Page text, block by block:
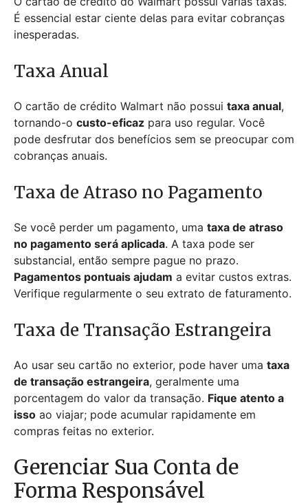
É essencial estar ciente delas para evitar cobranças
inesperadas.
Taxa Anual
O cartão de crédito Walmart não possui taxa anual,
tornando-o custo-eficaz para uso regular. Você
pode desfrutar dos benefícios sem se preocupar com
cobranças anuais.
Taxa de Atraso no Pagamento
Se você perder um pagamento, uma taxa de atraso
no pagamento será aplicada. A taxa pode ser
substancial, então sempre pague no prazo.
Pagamentos pontuais ajudam a evitar custos extras.
Verifique regularmente o seu extrato de faturamento.
Taxa de Transação Estrangeira
Ao usar seu cartão no exterior, pode haver uma taxa
de transação estrangeira, geralmente uma
porcentagem do valor da transação. Fique atento a
isso ao viajar; pode acumular rapidamente em
compras feitas no exterior.
Gerenciar Sua Conta de
Forma Responsável